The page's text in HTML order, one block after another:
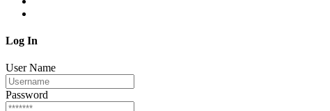
Log In
User Name
Password